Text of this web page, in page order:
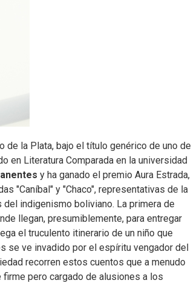
de la Plata, bajo el título genérico de uno de
en Literatura Comparada en la universidad
y ha ganado el premio Aura Estrada,
"Caníbal" y "Chaco", representativas de la
indigenismo boliviano. La primera de
llegan, presumiblemente, para entregar
el truculento itinerario de un niño que
se ve invadido por el espíritu vengador del
recorren estos cuentos que a menudo
pero cargado de alusiones a los